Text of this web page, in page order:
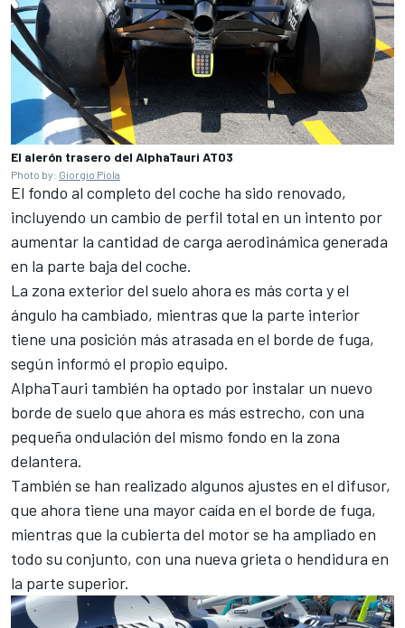
El alerón trasero del AlphaTauri AT03
Photo by: Giorgio Piola
El fondo al completo del coche ha sido renovado,
incluyendo un cambio de perfil total en un intento por
aumentar la cantidad de carga aerodinámica generada
en la parte baja del coche.
La zona exterior del suelo ahora es más corta y el
ángulo ha cambiado, mientras que la parte interior
tiene una posición más atrasada en el borde de fuga,
según informó el propio equipo.
AlphaTauri también ha optado por instalar un nuevo
borde de suelo que ahora es más estrecho, con una
pequeña ondulación del mismo fondo en la zona
delantera.
También se han realizado algunos ajustes en el difusor,
que ahora tiene una mayor caída en el borde de fuga,
mientras que la cubierta del motor se ha ampliado en
todo su conjunto, con una nueva grieta o hendidura en
la parte superior.